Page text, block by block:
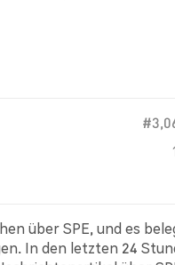
über SPE, und es
In den letzten 24